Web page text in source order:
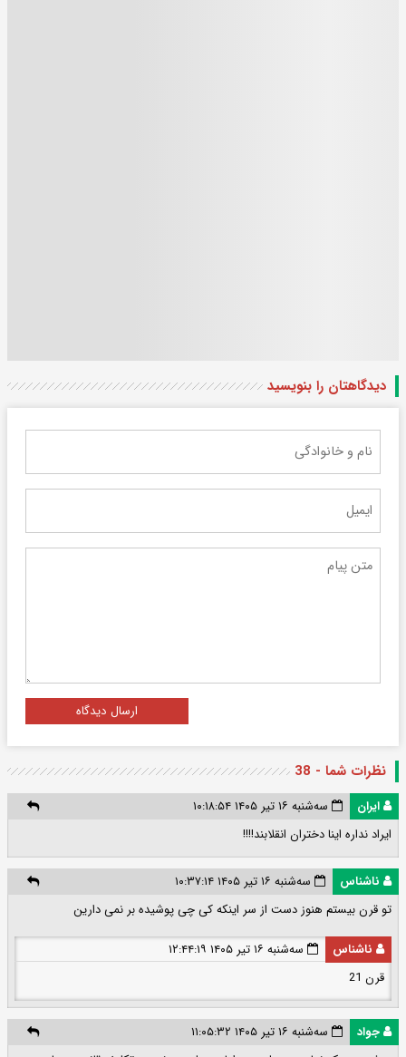
دیدگاهتان را بنویسید
ارسال دیدگاه
نظرات شما - 38
ایران
سه‌شنبه ۱۶ تیر ۱۴۰۵ ۱۰:۱۸:۵۴
ایراد نداره اینا دختران انقلابند!!!!
ناشناس
سه‌شنبه ۱۶ تیر ۱۴۰۵ ۱۰:۳۷:۱۴
تو قرن بیستم هنوز دست از سر اینکه کی چی پوشیده بر نمی دارین
ناشناس
سه‌شنبه ۱۶ تیر ۱۴۰۵ ۱۲:۴۴:۱۹
قرن 21
جواد
سه‌شنبه ۱۶ تیر ۱۴۰۵ ۱۱:۰۵:۳۲